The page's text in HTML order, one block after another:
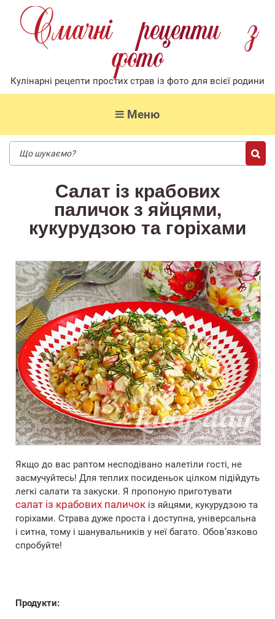
Смачнi рецепти з
фото
Кулiнарнi рецепти простих страв iз фото для всiєї родини
Меню
Салат із крабових
паличок з яйцями,
кукурудзою та горіхами
Якщо до вас раптом несподівано налетіли гості, не
засмучуйтесь! Для теплих посиденьок цілком підійдуть
легкі салати та закуски. Я пропоную приготувати
салат із крабових паличок із яйцями, кукурудзою та
горіхами. Страва дуже проста і доступна, універсальна
і ситна, тому і шанувальників у неї багато. Обов’язково
спробуйте!
Продукти: